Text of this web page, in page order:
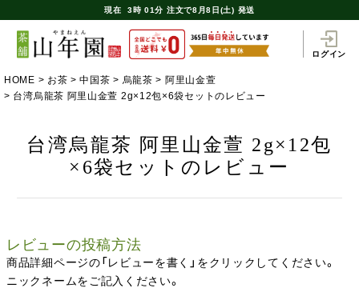
現在 3時 01分 注文で8月8日(土) 発送
ログイン
HOME お茶 中国茶 烏龍茶
阿里山金萱
台湾烏龍茶 阿里山金萱 2g×12包×6袋セットのレビュー
台湾烏龍茶 阿里山金萱 2g×12包
×6袋セットのレビュー
レビューの投稿方法
商品詳細ページの「レビューを書く」をクリックしてください。
ニックネームをご記入ください。